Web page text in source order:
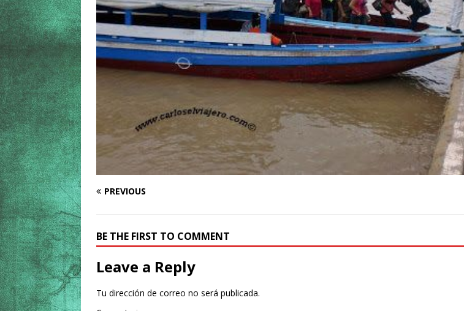
PREVIOUS
BE THE FIRST TO COMMENT
Leave a Reply
Tu dirección de correo no será publicada.